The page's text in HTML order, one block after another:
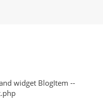
widget BlogItem --